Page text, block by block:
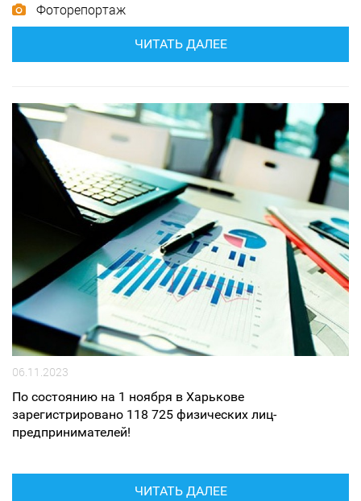
Фоторепортаж
ЧИТАТЬ ДАЛЕЕ
06.11.2023
По состоянию на 1 ноября в Харькове
зарегистрировано 118 725 физических лиц-
предпринимателей!
ЧИТАТЬ ДАЛЕЕ